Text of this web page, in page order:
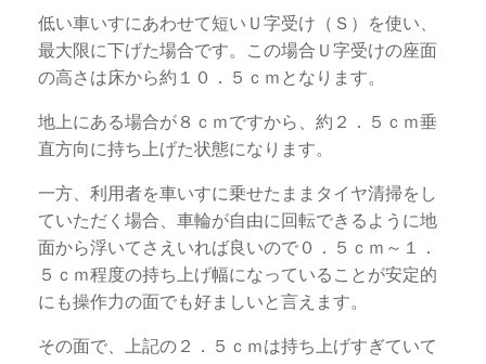
低い車いすにあわせて短いＵ字受け（Ｓ）を使い、
最大限に下げた場合です。この場合Ｕ字受けの座面
の高さは床から約１０．５ｃｍとなります。
地上にある場合が８ｃｍですから、約２．５ｃｍ垂
直方向に持ち上げた状態になります。
一方、利用者を車いすに乗せたままタイヤ清掃をし
ていただく場合、車輪が自由に回転できるように地
面から浮いてさえいれば良いので０．５ｃｍ～１．
５ｃｍ程度の持ち上げ幅になっていることが安定的
にも操作力の面でも好ましいと言えます。
その面で、上記の２．５ｃｍは持ち上げすぎていて